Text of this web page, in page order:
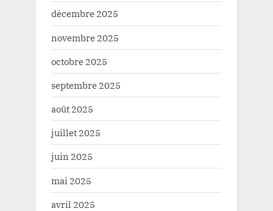
décembre 2025
novembre 2025
octobre 2025
septembre 2025
août 2025
juillet 2025
juin 2025
mai 2025
avril 2025